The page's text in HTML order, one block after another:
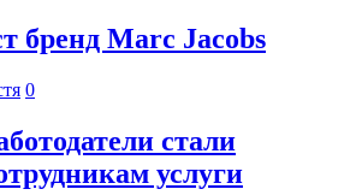
бренд Marc Jacobs
0
стали
услуги